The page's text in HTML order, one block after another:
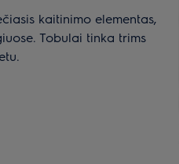
kaitinimo elementas,
Tobulai tinka trims